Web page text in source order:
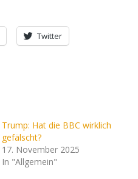
Twitter
Trump: Hat die BBC wirklich
gefälscht?
17. November 2025
In "Allgemein"